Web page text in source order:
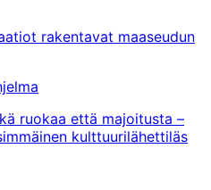
rakentavat maaseudun
ruokaa että majoitusta –
kulttuurilähettiläs